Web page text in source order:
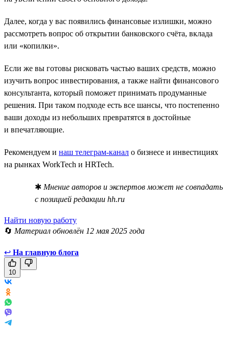
Далее, когда у вас появились финансовые излишки, можно
рассмотреть вопрос об открытии банковского счёта, вклада
или «копилки».
Если же вы готовы рисковать частью ваших средств, можно
изучить вопрос инвестирования, а также найти финансового
консультанта, который поможет принимать продуманные
решения. При таком подходе есть все шансы, что постепенно
ваши доходы из небольших превратятся в достойные
и впечатляющие.
Рекомендуем и наш телеграм-канал о бизнесе и инвестициях
на рынках WorkTech и HRTech.
✱ Мнение авторов и экспертов может не совпадать
с позицией редакции hh.ru
Найти новую работу
🔄 Материал обновлён 12 мая 2025 года
↩ На главную блога
10